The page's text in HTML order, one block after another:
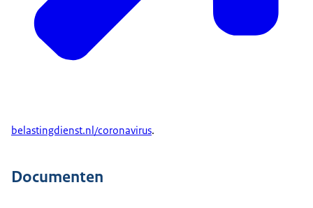
belastingdienst.nl/coronavirus.
Documenten